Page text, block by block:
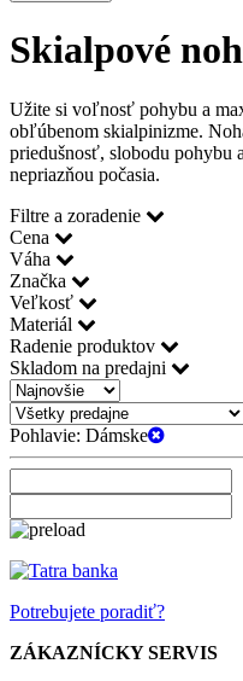
Skialpové
Užite si voľnosť pohybu a
obľúbenom skialpinizme.
priedušnosť, slobodu pohybu
nepriazňou počasia.
Filtre a zoradenie
Cena
Váha
Značka
Veľkosť
Materiál
Radenie produktov
Skladom na predajni
Pohlavie: Dámske
Potrebujete poradiť?
ZÁKAZNÍCKY SERVIS